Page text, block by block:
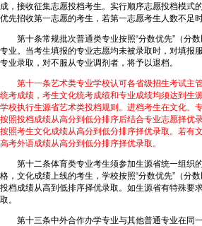
成，接收征集志愿投档考生。实行顺序志愿投档模式
优先招收第一志愿的考生，若第一志愿考生人数不足
第十条常规批次普通类专业按照“分数优先”（分数
专业。当考生填报的专业志愿均未被录取时，对填报
专业录取，对不服从专业调剂者，将予以退档。
第十一条艺术类专业学校认可各省级招生考试主
统考成绩，考生文化统考成绩和专业成绩均须达到生
学校执行生源省艺术类投档规则。进档考生在文化、
按照投档成绩从高分到低分排序后结合专业志愿择优
按照考生文化成绩从高分到低分排序择优录取。若有
高考外语成绩从高分到低分排序择优录取。
第十二条体育类专业考生须参加生源省统一组织
格，文化成绩上线的考生，学校按照“分数优先”（分
投档成绩从高到低排序择优录取。如生源省有特殊要
取。
第十三条中外合作办学专业与其他普通专业在同